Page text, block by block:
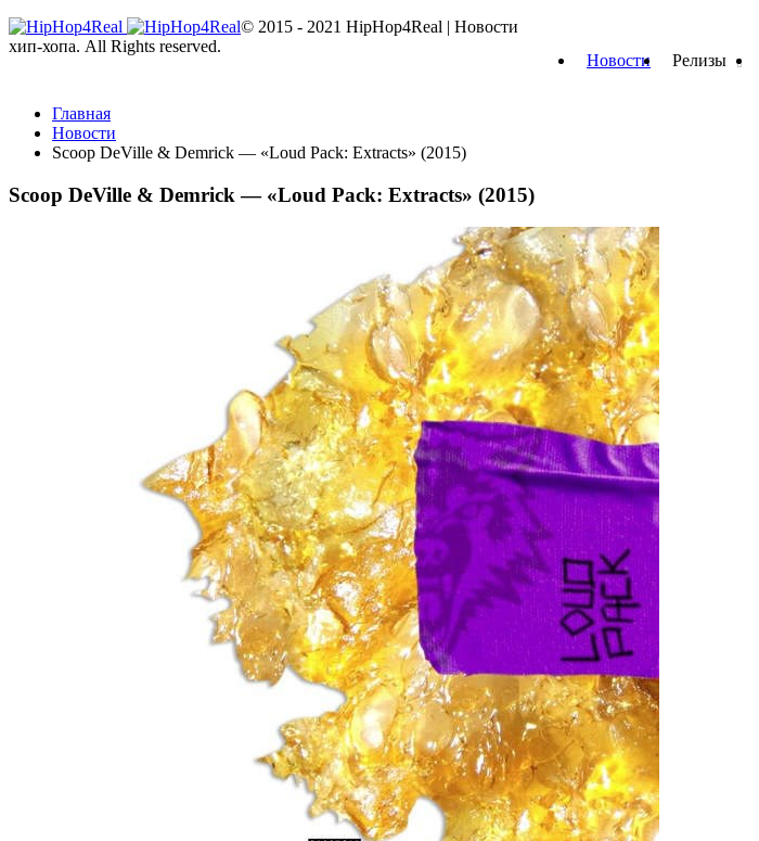
Новости Релизы
Главная
Новости
Scoop DeVille & Demrick — «Loud Pack: Extracts» (2015)
Scoop DeVille & Demrick — «Loud Pack: Extracts» (2015)
© 2015 - 2021 HipHop4Real | Новости
хип-хопа. All Rights reserved.